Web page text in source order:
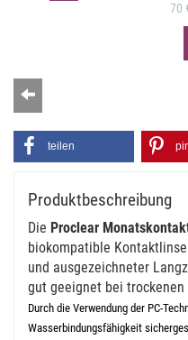
70
Zurück
teilen
Produktbeschreibung
Die Proclear
biokompatible
und ausgezeichneter
gut geeignet bei trockenen
Durch die Verwendung der PC-
Wasserbindungsfähigkeit